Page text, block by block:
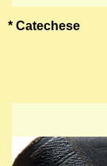
* Catechese